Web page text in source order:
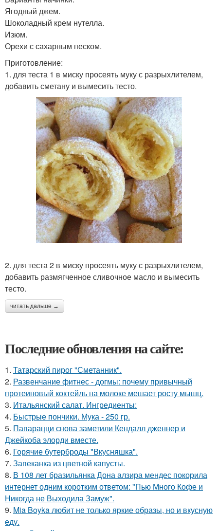
Ягодный джем.
Шоколадный крем нутелла.
Изюм.
Орехи с сахарным песком.
Приготовление:
1. для теста 1 в миску просеять муку с разрыхлителем,
добавить сметану и вымесить тесто.
2. для теста 2 в миску просеять муку с разрыхлителем,
добавить размягченное сливочное масло и вымесить
тесто.
читать дальше →
Последние обновления на сайте:
1. Татарский пирог "Сметанник".
2. Развенчание фитнес - догмы: почему привычный
протеиновый коктейль на молоке мешает росту мышц.
3. Итальянский салат. Ингредиенты:
4. Быстрые пончики. Мука - 250 гр.
5. Папарацци снова заметили Кендалл дженнер и
Джейкоба элорди вместе.
6. Горячие бутерброды "Вкусняшка".
7. Запеканка из цветной капусты.
8. В 108 лет бразильянка Дона алзира мендес покорила
интернет одним коротким ответом: "Пью Много Кофе и
Никогда не Выходила Замуж".
9. Mia Boyka любит не только яркие образы, но и вкусную
еду.